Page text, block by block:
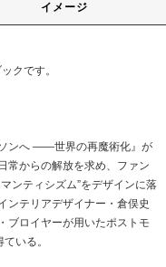
イメージ
クです。
ンへ ――世界の再魔術化』が
常からの解放を求め、ファン
ンティシズム”をデザインに落
ンテリアデザイナー・倉俣史
ブロイヤーが用いたポストモ
いる。